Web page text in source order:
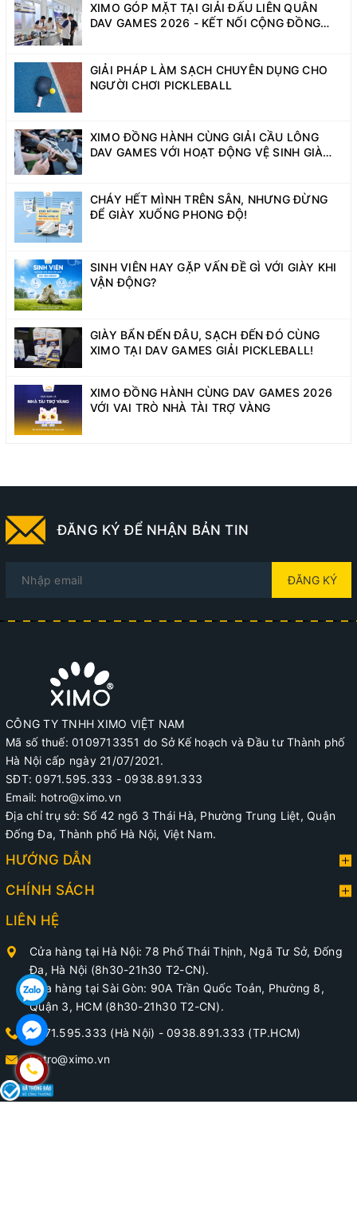
XIMO GÓP MẶT TẠI GIẢI ĐẤU LIÊN QUÂN
DAV GAMES 2026 - KẾT NỐI CỘNG ĐỒNG
GIẢI PHÁP LÀM SẠCH CHUYÊN DỤNG CHO
NGƯỜI CHƠI PICKLEBALL
XIMO ĐỒNG HÀNH CÙNG GIẢI CẦU LÔNG
DAV GAMES VỚI HOẠT ĐỘNG VỆ SINH GIÀY
CHÁY HẾT MÌNH TRÊN SÂN, NHƯNG ĐỪNG
ĐỂ GIÀY XUỐNG PHONG ĐỘ!
SINH VIÊN HAY GẶP VẤN ĐỀ GÌ VỚI GIÀY KHI
VẬN ĐỘNG?
GIÀY BẨN ĐẾN ĐÂU, SẠCH ĐẾN ĐÓ CÙNG
XIMO TẠI DAV GAMES GIẢI PICKLEBALL!
XIMO ĐỒNG HÀNH CÙNG DAV GAMES 2026
VỚI VAI TRÒ NHÀ TÀI TRỢ VÀNG
ĐĂNG KÝ ĐỂ NHẬN BẢN TIN
ĐĂNG KÝ
CÔNG TY TNHH XIMO VIỆT NAM
Mã số thuế: 0109713351 do Sở Kế hoạch và Đầu tư Thành phố
Hà Nội cấp ngày 21/07/2021.
SĐT: 0971.595.333 - 0938.891.333
Email: hotro@ximo.vn
Địa chỉ trụ sở: Số 42 ngõ 3 Thái Hà, Phường Trung Liệt, Quận
Đống Đa, Thành phố Hà Nội, Việt Nam.
HƯỚNG DẪN
CHÍNH SÁCH
LIÊN HỆ
Cửa hàng tại Hà Nội: 78 Phố Thái Thịnh, Ngã Tư Sở, Đống
Đa, Hà Nội (8h30-21h30 T2-CN).
Cửa hàng tại Sài Gòn: 90A Trần Quốc Toản, Phường 8,
Quận 3, HCM (8h30-21h30 T2-CN).
0971.595.333 (Hà Nội) - 0938.891.333 (TP.HCM)
hotro@ximo.vn